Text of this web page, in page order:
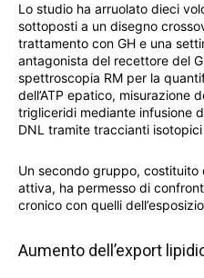
Lo studio ha arruolato dieci
sottoposti a un disegno
trattamento con GH e una
antagonista del recettore del
spettroscopia RM per la
dell’ATP epatico, misurazione
trigliceridi mediante infusione
DNL tramite traccianti
Un secondo gruppo,
attiva, ha permesso di
cronico con quelli
Aumento dell’export